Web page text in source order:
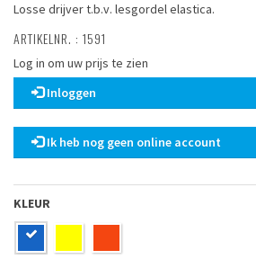
Losse drijver t.b.v. lesgordel elastica.
ARTIKELNR. : 1591
Log in om uw prijs te zien
Inloggen
Ik heb nog geen online account
KLEUR